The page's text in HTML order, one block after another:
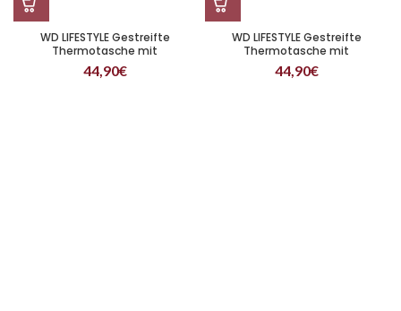
WD LIFESTYLE Gestreifte
Thermotasche mit
Flaschentasche Blau
44,90€
WD LIFESTYLE Gestreifte
Thermotasche mit
Flaschentasche Gelb
44,90€